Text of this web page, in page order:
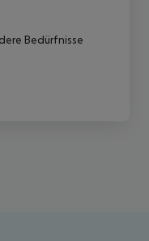
Bedürfnisse